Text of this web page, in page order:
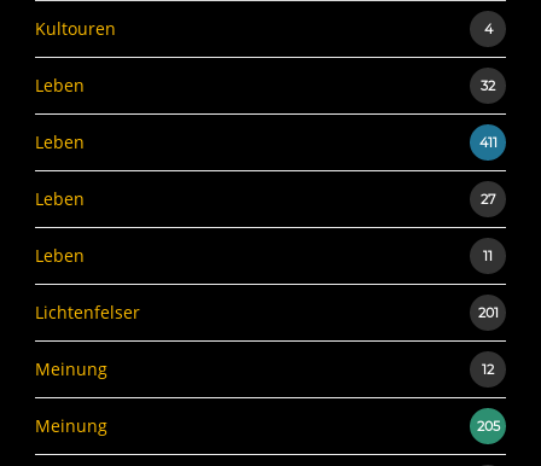
Kultouren 4
Leben 32
Leben 411
Leben 27
Leben 11
Lichtenfelser 201
Meinung 12
Meinung 205